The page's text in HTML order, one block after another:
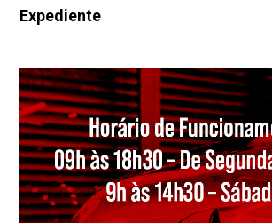
Expediente